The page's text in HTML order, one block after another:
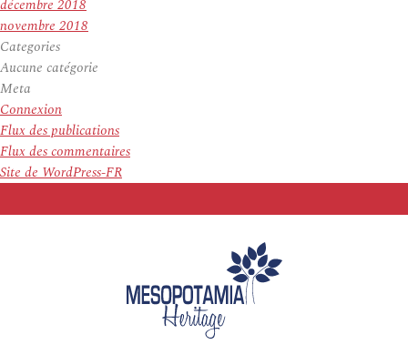
décembre 2018
novembre 2018
Categories
Aucune catégorie
Meta
Connexion
Flux des publications
Flux des commentaires
Site de WordPress-FR